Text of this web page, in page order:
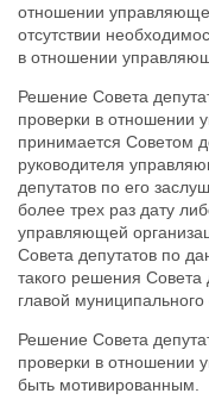
отношении
отсутствии
в отношении
Решение Совета
проверки в отношении
принимается Советом
руководителя
депутатов по его
более трех раз дату
управляющей
Совета депутатов по
такого решения Совета
главой муниципального
Решение Совета
проверки в отношении
быть мотивированным.